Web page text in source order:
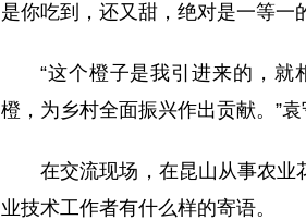
是你吃到，还又甜，绝对是一等一
“这个橙子是我引进来的，
橙，为乡村全面振兴作出贡献。”
在交流现场，在昆山从事农
业技术工作者有什么样的寄语。